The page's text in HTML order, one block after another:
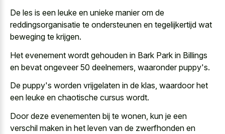
De les is een leuke en unieke manier om de
reddingsorganisatie te ondersteunen en tegelijkertijd wat
beweging te krijgen.
Het evenement wordt gehouden in Bark Park in Billings
en bevat ongeveer 50 deelnemers, waaronder puppy's.
De puppy's worden vrijgelaten in de klas, waardoor het
een leuke en chaotische cursus wordt.
Door deze evenementen bij te wonen, kun je een
verschil maken in het leven van de zwerfhonden en